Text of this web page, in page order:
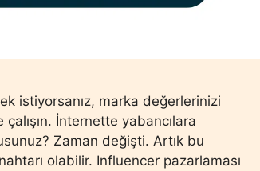
istiyorsanız, marka değerlerinizi
İnternette yabancılara
Zaman değişti. Artık bu
olabilir. Influencer pazarlaması